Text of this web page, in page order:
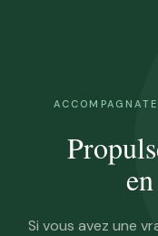
en
Si vous avez une